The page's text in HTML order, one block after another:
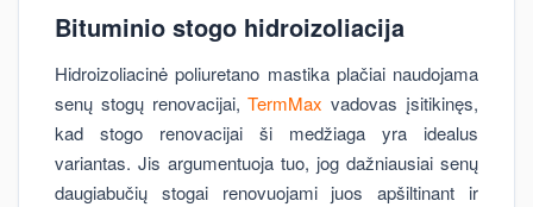
Bituminio stogo hidroizoliacija
Hidroizoliacinė poliuretano mastika plačiai naudojama
senų stogų renovacijai,TermMax vadovas įsitikinęs,
kad stogo renovacijai ši medžiaga yra idealus
variantas. Jis argumentuoja tuo, jog dažniausiai senų
daugiabučių stogai renovuojami juos apšiltinant ir